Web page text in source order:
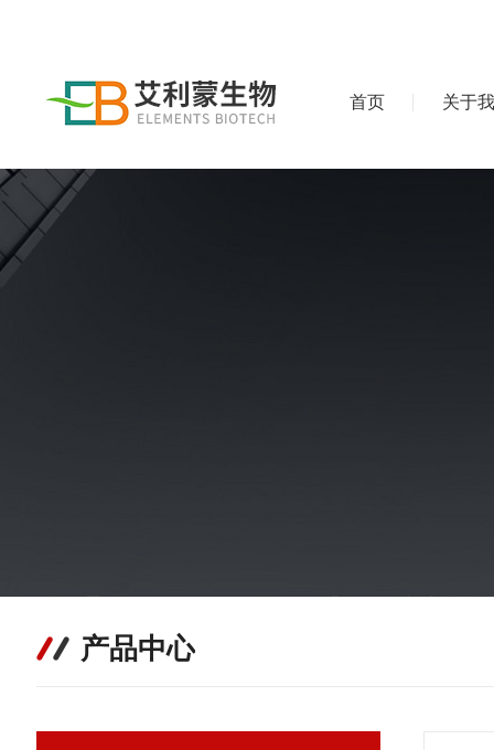
首页 关于
产品中心